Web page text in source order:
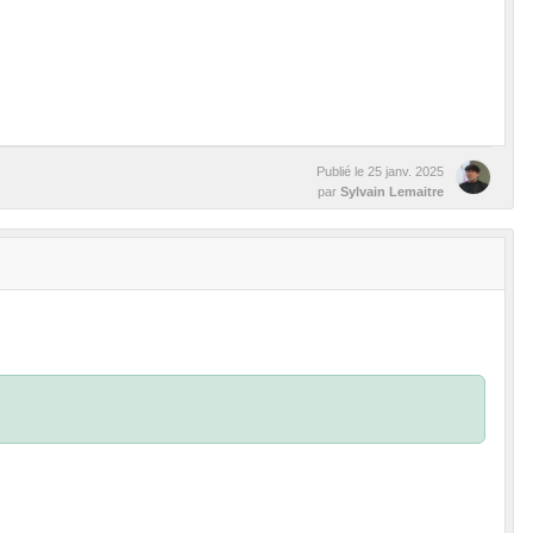
Publié le 25 janv. 2025
par Sylvain Lemaitre